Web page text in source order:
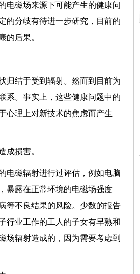
电磁场来源下可能产生的健康问
的分歧有待进一步研究，目前的
的后果。
归结于受到辐射。然而到目前为
系。事实上，这些健康问题中的
心理上对新技术的焦虑而产生
成损害。
电磁辐射进行过评估，例如电脑
暴露在正常环境的电磁场强度
等不良结果的风险。少数的报告
行业工作的工人的子女有早熟和
场辐射造成的，因为需要考虑到